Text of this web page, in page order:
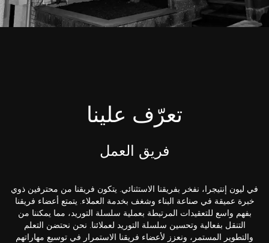
تعرّف علينا
فريق العمل
في ليون إنتيجرا، نفخر بفريقنا الاستثنائي. يتكون فريقنا من محترفين ذوي
خبرة عميقة في صناعة البناء وشغف بخدمة العملاء. يتمتع أعضاء فريقنا
بفهم واسع للتعقيدات المرتبطة بعملية سلسلة التوريد، مما يمكننا من
التنقل بفعالية وتحسين سلسلة التوريد لعملائنا. نحن نحتضن التعلم
والتطوير المستمر، ونعزز لأعضاء فريقنا الاستمرار في توسيع مهاراتهم